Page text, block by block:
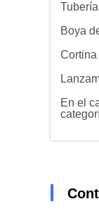
Boya
En el